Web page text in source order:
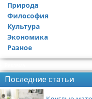
Природа
Философия
Культура
Экономика
Разное
Последние статьи